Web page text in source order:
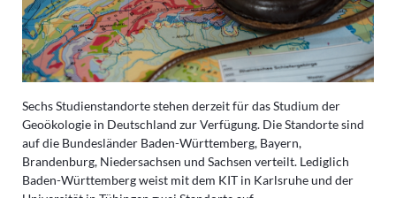
Sechs Studienstandorte stehen derzeit für das Studium der
Geoökologie in Deutschland zur Verfügung. Die Standorte sind
auf die Bundesländer Baden-Württemberg, Bayern,
Brandenburg, Niedersachsen und Sachsen verteilt. Lediglich
Baden-Württemberg weist mit dem KIT in Karlsruhe und der